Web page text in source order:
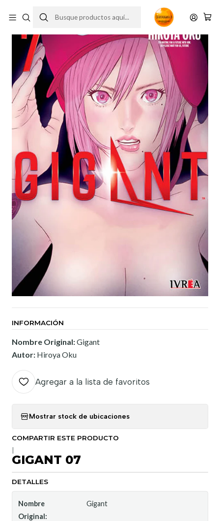
INFORMACIÓN
Nombre Original:Gigant
Autor: Hiroya Oku
Agregar a la lista de favoritos
Mostrar stock de ubicaciones
COMPARTIR ESTE PRODUCTO
GIGANT 07
DETALLES
Nombre
Original:
Gigant